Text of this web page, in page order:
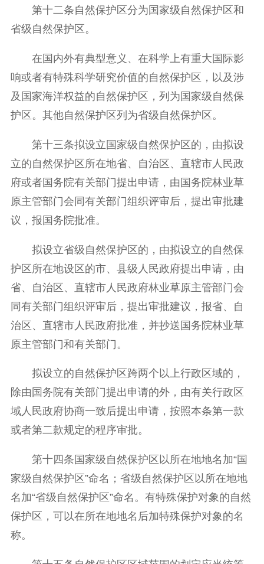
第十二条自然保护区分为国家级自然保护区和
省级自然保护区。
在国内外有典型意义、在科学上有重大国际影
响或者有特殊科学研究价值的自然保护区，以及涉
及国家海洋权益的自然保护区，列为国家级自然保
护区。其他自然保护区列为省级自然保护区。
第十三条拟设立国家级自然保护区的，由拟设
立的自然保护区所在地省、自治区、直辖市人民政
府或者国务院有关部门提出申请，由国务院林业草
原主管部门会同有关部门组织评审后，提出审批建
议，报国务院批准。
拟设立省级自然保护区的，由拟设立的自然保
护区所在地设区的市、县级人民政府提出申请，由
省、自治区、直辖市人民政府林业草原主管部门会
同有关部门组织评审后，提出审批建议，报省、自
治区、直辖市人民政府批准，并抄送国务院林业草
原主管部门和有关部门。
拟设立的自然保护区跨两个以上行政区域的，
除由国务院有关部门提出申请的外，由有关行政区
域人民政府协商一致后提出申请，按照本条第一款
或者第二款规定的程序审批。
第十四条国家级自然保护区以所在地地名加“国
家级自然保护区”命名；省级自然保护区以所在地地
名加“省级自然保护区”命名。有特殊保护对象的自然
保护区，可以在所在地地名后加特殊保护对象的名
称。